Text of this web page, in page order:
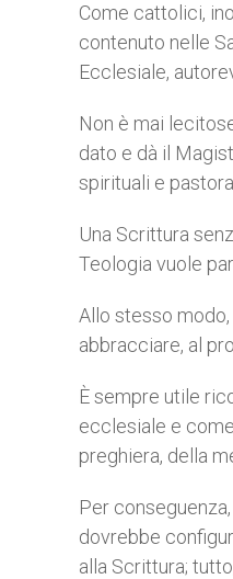
Come cattolici,
contenuto nelle
Ecclesiale,
Non è mai
dato e dà il
spirituali e
Una Scrittura
Teologia vuole
Allo stesso
abbracciare, al
È sempre utile
ecclesiale e
preghiera, della
Per
dovrebbe
alla Scrittura;